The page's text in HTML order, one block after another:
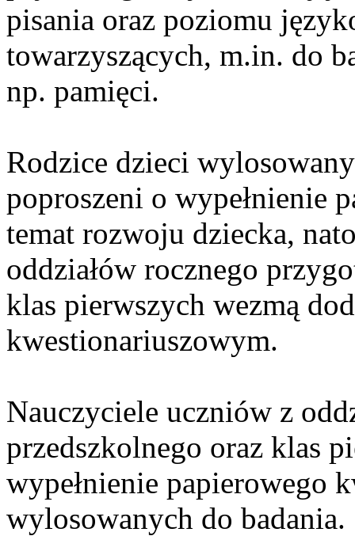
pisania oraz poziomu
towarzyszących, m.in. do
np. pamięci.
Rodzice dzieci
poproszeni o wypełnienie
temat rozwoju dziecka,
oddziałów rocznego
klas pierwszych wezmą
kwestionariuszowym.
Nauczyciele uczniów z
przedszkolnego oraz klas
wypełnienie papierowego
wylosowanych do badania.